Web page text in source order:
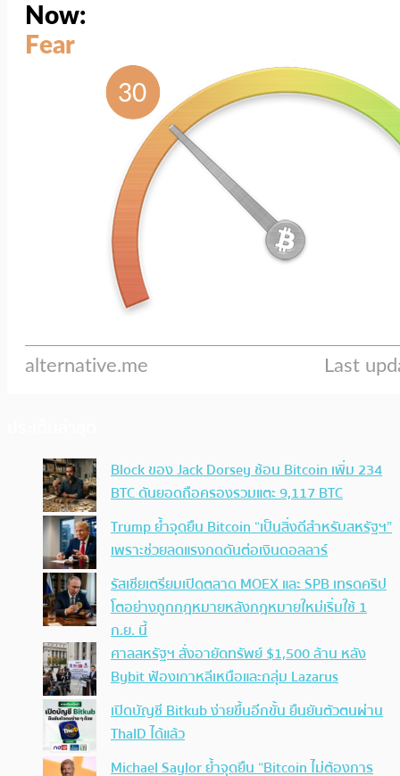
Block ของ Jack Dorsey ช้อน Bitcoin เพิ่ม 234
BTC ดันยอดถือครองรวมแตะ 9,117 BTC
Trump ย้ำจุดยืน Bitcoin “เป็นสิ่งดีสำหรับสหรัฐฯ”
เพราะช่วยลดแรงกดดันต่อเงินดอลลาร์
รัสเซียเตรียมเปิดตลาด MOEX และ SPB เทรดคริป
โตอย่างถูกกฎหมายหลังกฎหมายใหม่เริ่มใช้ 1
ก.ย. นี้
ศาลสหรัฐฯ สั่งอายัดทรัพย์ $1,500 ล้าน หลัง
Bybit ฟ้องเกาหลีเหนือและกลุ่ม Lazarus
เปิดบัญชี Bitkub ง่ายขึ้นอีกขั้น ยืนยันตัวตนผ่าน
ThaID ได้แล้ว
Michael Saylor ย้ำจุดยืน “Bitcoin ไม่ต้องการ